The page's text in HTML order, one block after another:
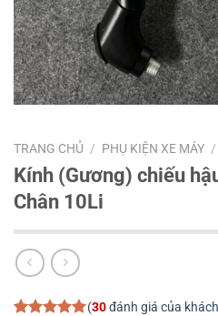
TRANG CHỦ / PHỤ KIỆN XE MÁY /
Kính (Gương) chiếu
Chân 10Li
(30đánh giá của